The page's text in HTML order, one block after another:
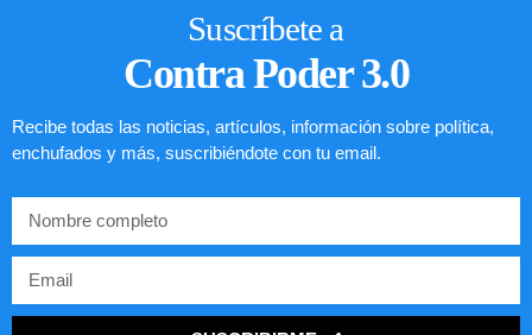
EE.UU.
LEER ARTÍCULO...
Suscríbete a
Contra Poder 3.0
Recibe todas las noticias, artículos, información sobre política,
enchufados y más, suscribiéndote con tu email.